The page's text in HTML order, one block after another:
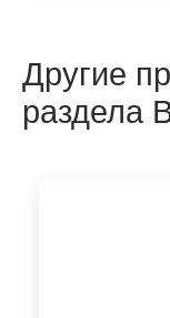
Другие
раздела